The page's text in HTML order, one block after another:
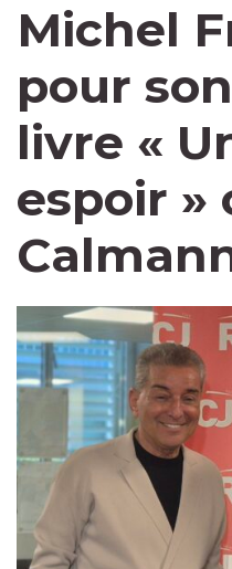
Michel
pour
livre «
espoir »